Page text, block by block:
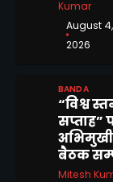
Kumar
August 4,
2026
BANDA
“विश्व
सप्ताह”
बैठक
Mitesh